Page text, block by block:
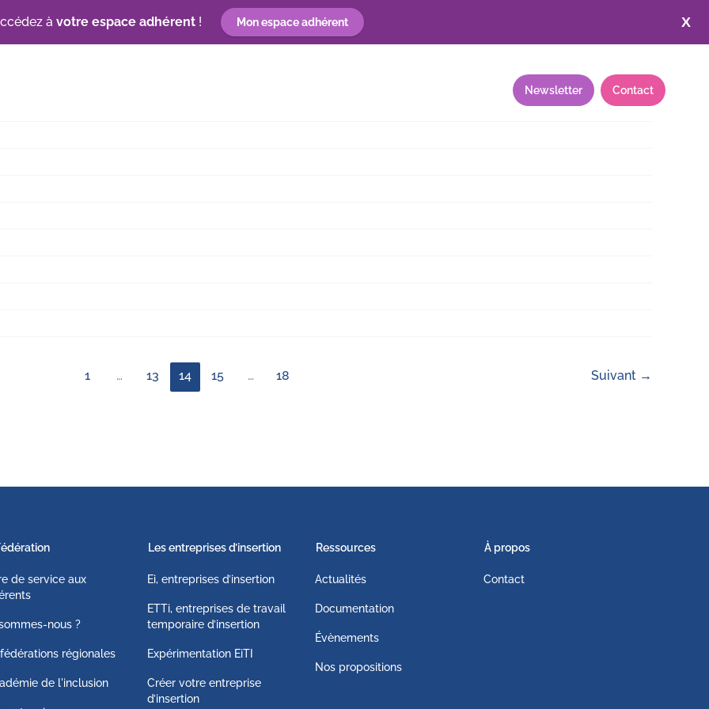
X
à votre espace adhérent! Mon espace adhérent
Newsletter Contact
1 … 13 14 15 … 18 Suivant →
de service aux
nous ?
fédérations régionales
de l'inclusion
Les entreprises d’insertion
Ei, entreprises d’insertion
ETTi, entreprises de travail
temporaire d’insertion
Expérimentation EiTI
Créer votre entreprise
d’insertion
Ressources
Actualités
Documentation
Évènements
Nos propositions
À propos
Contact